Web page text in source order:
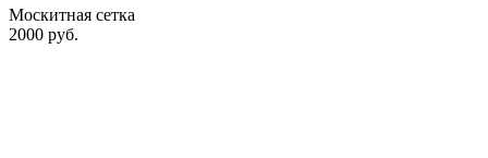
Москитная сетка
2000 руб.